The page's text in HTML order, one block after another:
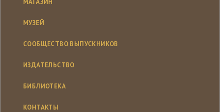
МУЗЕЙ
СООБЩЕСТВО ВЫПУСКНИКОВ
ИЗДАТЕЛЬСТВО
БИБЛИОТЕКА
КОНТАКТЫ